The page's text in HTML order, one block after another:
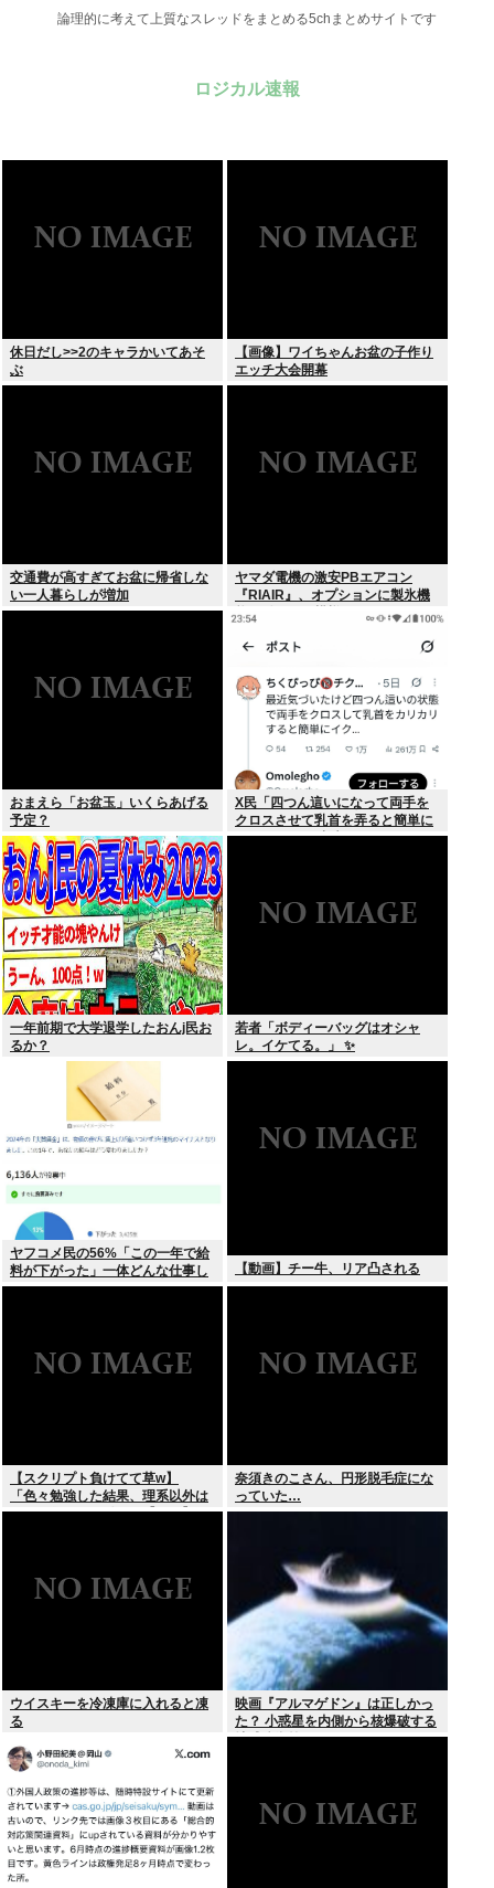
論理的に考えて上質なスレッドをまとめる5chまとめサイトです
ロジカル速報
休日だし>>2のキャラかいてあそ
ぶ
【画像】ワイちゃんお盆の子作り
エッチ大会開幕
交通費が高すぎてお盆に帰省しな
い一人暮らしが増加
ヤマダ電機の激安PBエアコン
『RIAIR』、オプションに製氷機
能も付いてた模様www
おまえら「お盆玉」いくらあげる
予定？
X民「四つん這いになって両手を
クロスさせて乳首を弄ると簡単に
イケる」 これ出来ないヤツはゲイ
一年前期で大学退学したおんj民お
るか？
若者「ボディーバッグはオシャ
レ。イケてる。」 ✨
ヤフコメ民の56%「この一年で給
料が下がった」一体どんな仕事し
てんだよこいつら！？
【動画】チー牛、リア凸される
【スクリプト負けてて草w】
「色々勉強した結果、理系以外は
エラー品だと気付いた【ガチ】」
奈須きのこさん、円形脱毛症にな
っていた…
ウイスキーを冷凍庫に入れると凍
る
映画『アルマゲドン』は正しかっ
た？ 小惑星を内側から核爆破する
地球防衛策